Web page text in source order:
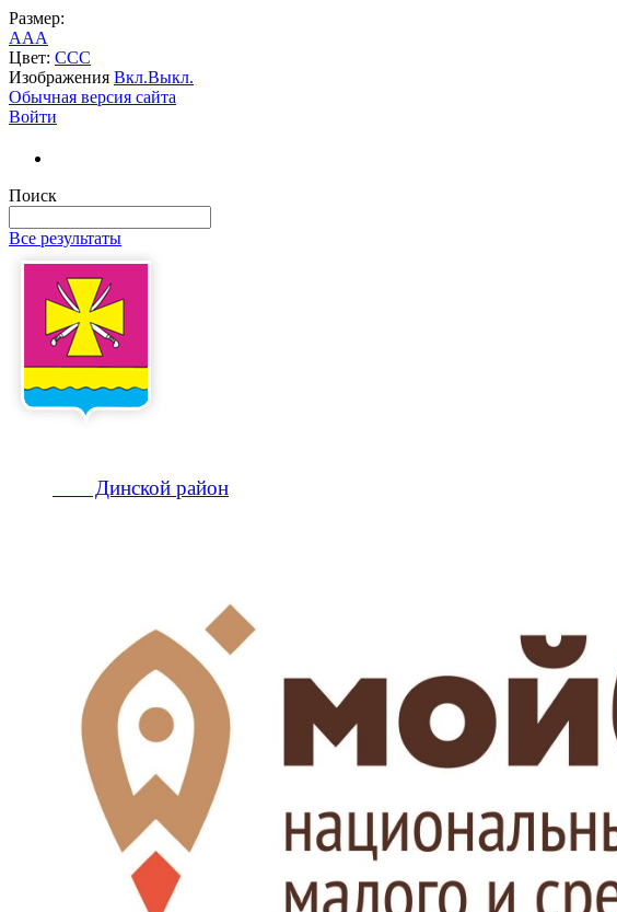
Размер:
AAA
Цвет: CCC
Изображения Вкл.Выкл.
Обычная версия сайта
Войти
Поиск
Все результаты
Динской район